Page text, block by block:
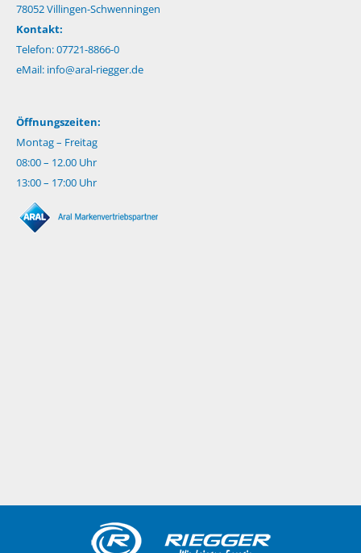
78052 Villingen-Schwenningen
Kontakt:
Telefon: 07721-8866-0
eMail: info@aral-riegger.de
Öffnungszeiten:
Montag – Freitag
08:00 – 12.00 Uhr
13:00 – 17:00 Uhr